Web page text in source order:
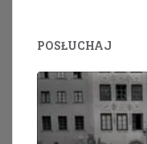
POSŁUCHAJ
Odtwarzacz
dźwiękowych